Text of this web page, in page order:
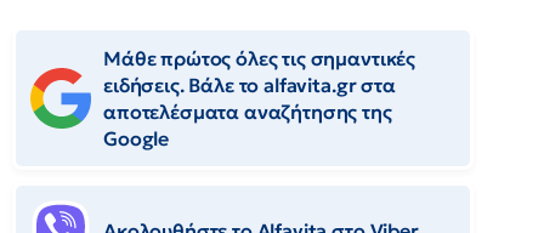
Μάθε πρώτος όλες τις σημαντικές
ειδήσεις. Βάλε το alfavita.gr στα
αποτελέσματα αναζήτησης της
Google